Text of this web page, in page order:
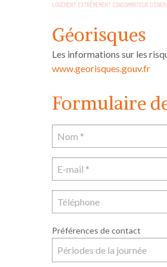
Géorisques
Les informations sur les
www.georisques.gouv.fr
Formulaire
Préférences de contact